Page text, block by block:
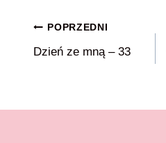
Nawigacja
wpisu
POPRZEDNI
Dzień ze mną – 33